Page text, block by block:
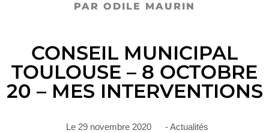
PAR ODILE MAURIN
CONSEIL MUNICIPAL
TOULOUSE – 8 OCTOBRE
20 – MES INTERVENTIONS
Le 29 novembre 2020 -Actualités